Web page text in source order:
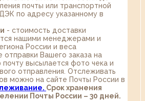
почты или транспортной
по адресу указанному в
- стоимость доставки
нашими менеджерами и
России и веса
отправки Вашего заказа на
почту высылается фото чека и
отправления. Отслеживать
можно на сайте Почты России в
Срок хранения
Почты России – 30 дней.